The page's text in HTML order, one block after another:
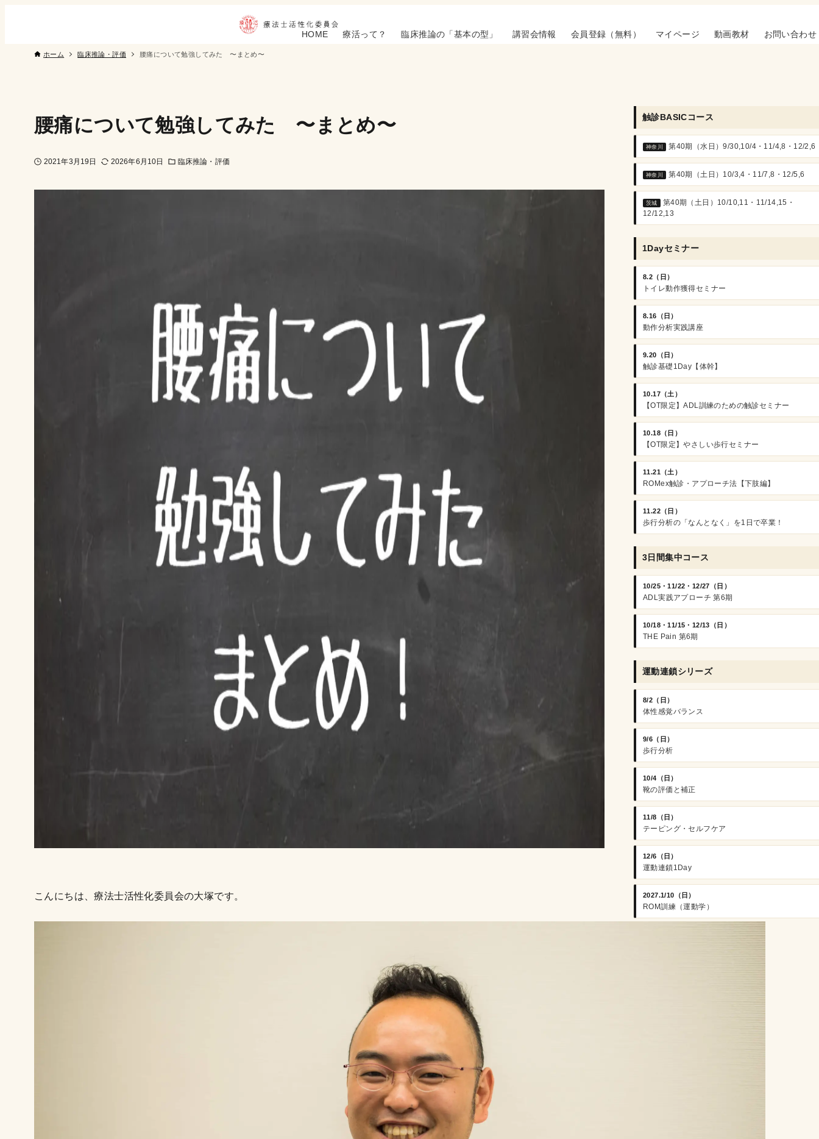
HOME 療活って？ 臨床推論の「基本の型」 講習会情報 会員登録（無料） マイページ 動画教材 お問い合わせ
ホーム 臨床推論・評価 腰痛について勉強してみた 〜まとめ〜
腰痛について勉強してみた 〜まとめ〜
2021年3月19日 2026年6月10日 臨床推論・評価
こんにちは、療法士活性化委員会の大塚です。
触診BASICコース
神奈川 第40期（水日）9/30,10/4・11/4,8・12/2,6
神奈川 第40期（土日）10/3,4・11/7,8・12/5,6
茨城
第40期（土日）10/10,11・11/14,15・
12/12,13
1Dayセミナー
8.2（日）
トイレ動作獲得セミナー
8.16（日）
動作分析実践講座
9.20（日）
触診基礎1Day【体幹】
10.17（土）
【OT限定】ADL訓練のための触診セミナー
10.18（日）
【OT限定】やさしい歩行セミナー
11.21（土）
ROMex触診・アプローチ法【下肢編】
11.22（日）
歩行分析の「なんとなく」を1日で卒業！
3日間集中コース
10/25・11/22・12/27（日）
ADL実践アプローチ 第6期
10/18・11/15・12/13（日）
THE Pain 第6期
運動連鎖シリーズ
8/2（日）
体性感覚バランス
9/6（日）
歩行分析
10/4（日）
靴の評価と補正
11/8（日）
テーピング・セルフケア
12/6（日）
運動連鎖1Day
2027.1/10（日）
ROM訓練（運動学）